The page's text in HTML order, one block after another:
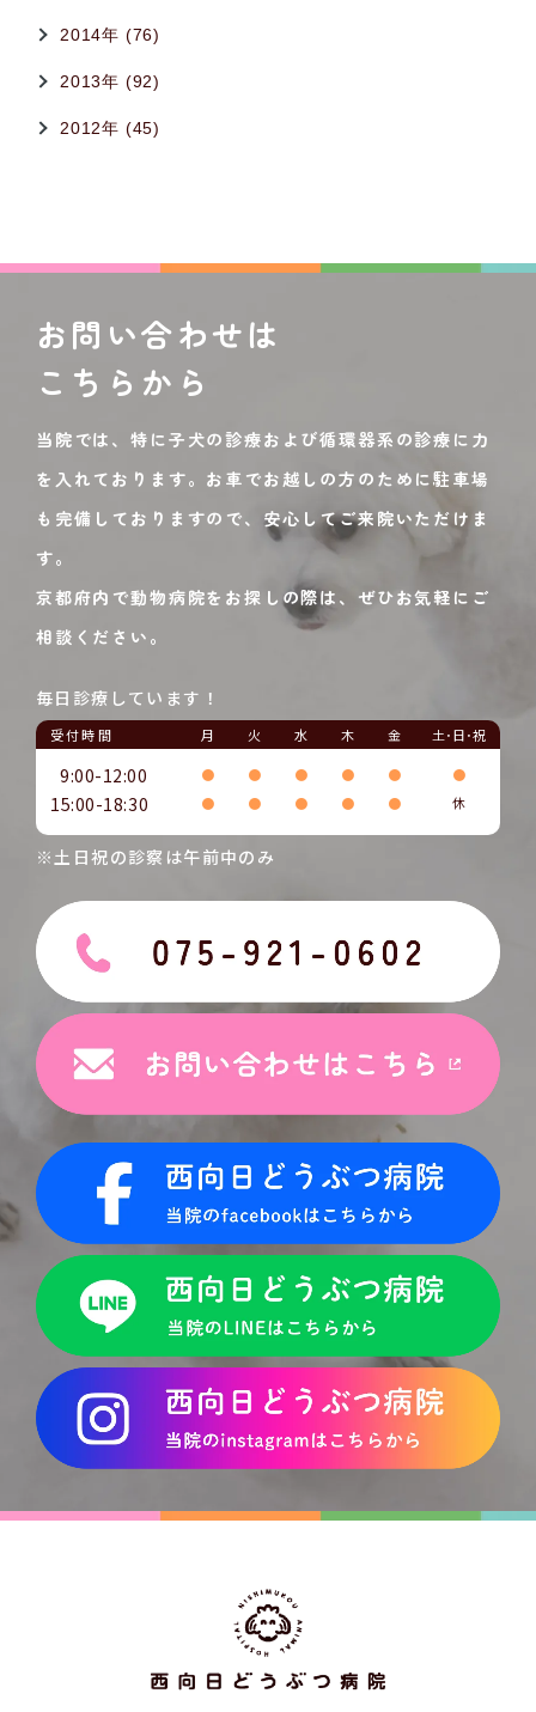
2014年 (76)
2013年 (92)
2012年 (45)
お問い合わせは
こちらから
当院では、特に子犬の診療および循環器系の診療に力
を入れております。お車でお越しの方のために駐車場
も完備しておりますので、安心してご来院いただけま
す。
京都府内で動物病院をお探しの際は、ぜひお気軽にご
相談ください。
毎日診療しています！
受付時間 月 火 水 木 金 土･日･祝
9:00-12:00 ● ● ● ● ● ●
15:00-18:30 ● ● ● ● ● 休
※土日祝の診察は午前中のみ